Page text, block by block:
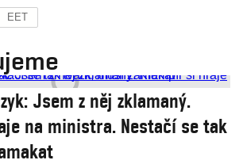
EET
Jsem z něj zklamaný.
na ministra. Nestačí se tak